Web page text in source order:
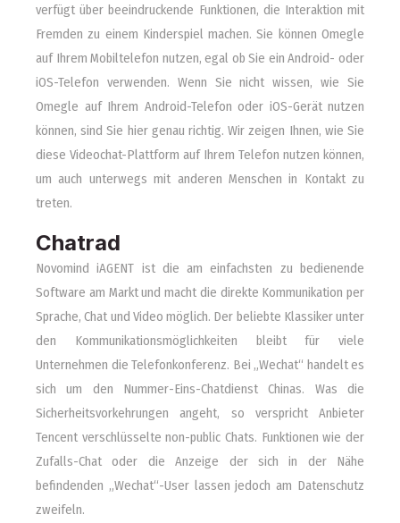
verfügt über beeindruckende Funktionen, die Interaktion mit
Fremden zu einem Kinderspiel machen. Sie können Omegle
auf Ihrem Mobiltelefon nutzen, egal ob Sie ein Android- oder
iOS-Telefon verwenden. Wenn Sie nicht wissen, wie Sie
Omegle auf Ihrem Android-Telefon oder iOS-Gerät nutzen
können, sind Sie hier genau richtig. Wir zeigen Ihnen, wie Sie
diese Videochat-Plattform auf Ihrem Telefon nutzen können,
um auch unterwegs mit anderen Menschen in Kontakt zu
treten.
Chatrad
Novomind iAGENT ist die am einfachsten zu bedienende
Software am Markt und macht die direkte Kommunikation per
Sprache, Chat und Video möglich. Der beliebte Klassiker unter
den Kommunikationsmöglichkeiten bleibt für viele
Unternehmen die Telefonkonferenz. Bei „Wechat“ handelt es
sich um den Nummer-Eins-Chatdienst Chinas. Was die
Sicherheitsvorkehrungen angeht, so verspricht Anbieter
Tencent verschlüsselte non-public Chats. Funktionen wie der
Zufalls-Chat oder die Anzeige der sich in der Nähe
befindenden „Wechat“-User lassen jedoch am Datenschutz
zweifeln.